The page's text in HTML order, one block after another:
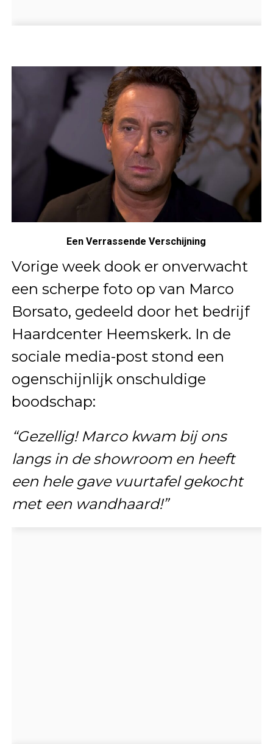
Een Verrassende Verschijning
Vorige week dook er onverwacht
een scherpe foto op van Marco
Borsato, gedeeld door het bedrijf
Haardcenter Heemskerk. In de
sociale media-post stond een
ogenschijnlijk onschuldige
boodschap:
“Gezellig! Marco kwam bij ons
langs in de showroom en heeft
een hele gave vuurtafel gekocht
met een wandhaard!”